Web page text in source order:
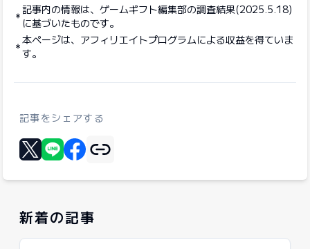
記事内の情報は、ゲームギフト編集部の調査結果(2025.5.18)
に基づいたものです。
本ページは、アフィリエイトプログラムによる収益を得ていま
す。
記事をシェアする
Xに投稿する
リンクをコピー
新着の記事